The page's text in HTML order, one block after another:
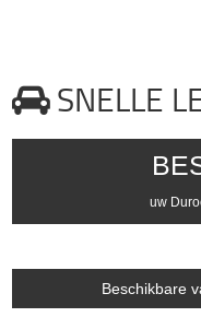
SNELLE
uw
Beschikbare